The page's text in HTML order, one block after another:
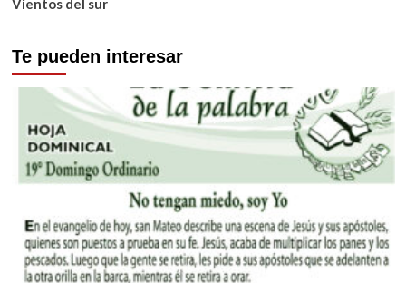
Vientos del sur
Te pueden interesar